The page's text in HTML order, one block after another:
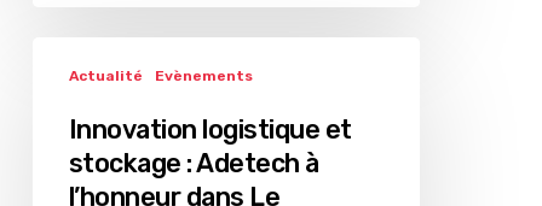
logistique
stockage
Adetech
Actualité Evènements
Innovation logistique et
stockage : Adetech à
l’honneur dans Le